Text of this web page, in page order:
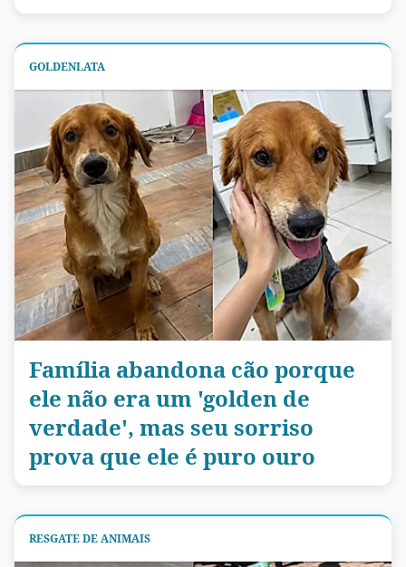
GOLDENLATA
Família abandona cão porque
ele não era um 'golden de
verdade', mas seu sorriso
prova que ele é puro ouro
RESGATE DE ANIMAIS